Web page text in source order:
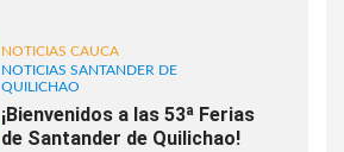
NOTICIAS CAUCA
NOTICIAS SANTANDER DE
QUILICHAO
¡Bienvenidos a las 53ª Ferias
de Santander de Quilichao!